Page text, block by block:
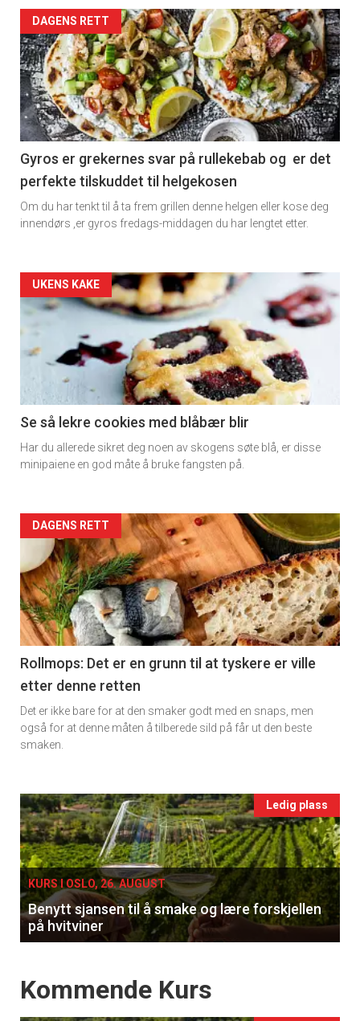
Artikler
detail
-
section
11
Dagens
rett
DAGENS RETT
Gyros er grekernes svar på rullekebab og er det
perfekte tilskuddet til helgekosen
Om du har tenkt til å ta frem grillen denne helgen eller kose deg
innendørs ,er gyros fredags-middagen du har lengtet etter.
Artikler
detail
-
section
11
Dagens
UKENS KAKE
Se så lekre cookies med blåbær blir
Har du allerede sikret deg noen av skogens søte blå, er disse
minipaiene en god måte å bruke fangsten på.
Artikler
detail
-
section
11
Ukens
vin
DAGENS RETT
Rollmops: Det er en grunn til at tyskere er ville
etter denne retten
Det er ikke bare for at den smaker godt med en snaps, men
også for at denne måten å tilberede sild på får ut den beste
smaken.
Events
single
Ledig plass
KURS I OSLO, 26. AUGUST
Benytt sjansen til å smake og lære forskjellen
på hvitviner
Events
Kommende Kurs